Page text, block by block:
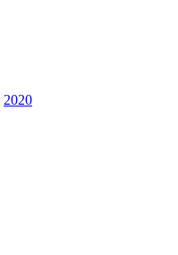
2020